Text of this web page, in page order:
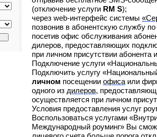
(отключение услуги RM S);
через web-интерфейс системы
позвонив в абонентскую службу
посетив офис обслуживания
дилеров, предоставляющих
при личном присутствии абонента
Подключение услуги
Подключить услугу
личном посещении офиса или
одного из дилеров,
осуществляется при личном
Условия предоставления услуг
Воспользоваться услугами
Международный роуминг» Вы